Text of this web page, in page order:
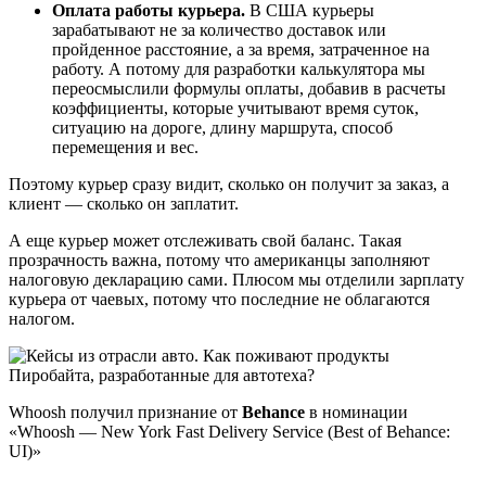
Оплата работы курьера. В США курьеры
зарабатывают не за количество доставок или
пройденное расстояние, а за время, затраченное на
работу. А потому для разработки калькулятора мы
переосмыслили формулы оплаты, добавив в расчеты
коэффициенты, которые учитывают время суток,
ситуацию на дороге, длину маршрута, способ
перемещения и вес.
Поэтому курьер сразу видит, сколько он получит за заказ, а
клиент — сколько он заплатит.
А еще курьер может отслеживать свой баланс. Такая
прозрачность важна, потому что американцы заполняют
налоговую декларацию сами. Плюсом мы отделили зарплату
курьера от чаевых, потому что последние не облагаются
налогом.
Whoosh получил признание от Behance в номинации
«Whoosh — New York Fast Delivery Service (Best of Behance:
UI)»